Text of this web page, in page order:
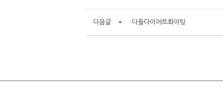
다음글 다들다이어트화이팅